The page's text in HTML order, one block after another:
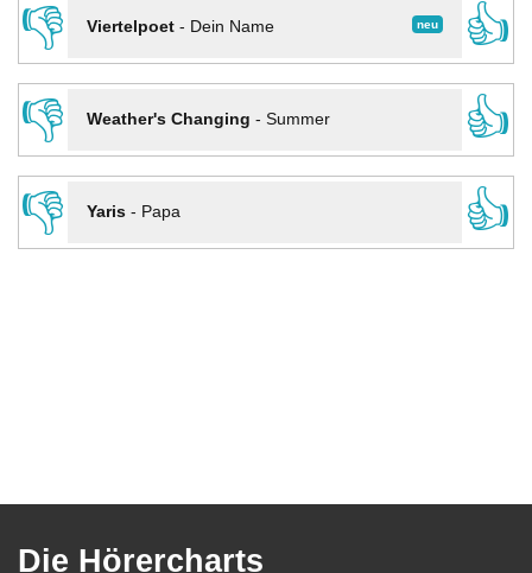
👎
neu
Viertelpoet- Dein Name
👍
👎
Weather's Changing - Summer
👍
👎
Yaris- Papa 👍
Die Hörercharts